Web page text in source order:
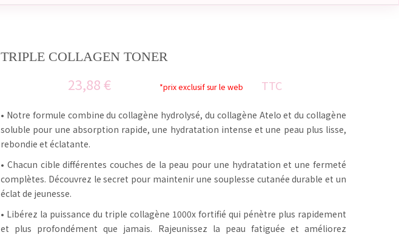
TRIPLE COLLAGEN TONER
23,88 € *prix exclusif sur le web TTC
• Notre formule combine du collagène hydrolysé, du collagène Atelo et du collagène
soluble pour une absorption rapide, une hydratation intense et une peau plus lisse,
rebondie et éclatante.
• Chacun cible différentes couches de la peau pour une hydratation et une fermeté
complètes. Découvrez le secret pour maintenir une souplesse cutanée durable et un
éclat de jeunesse.
• Libérez la puissance du triple collagène 1000x fortifié qui pénètre plus rapidement
et plus profondément que jamais. Rajeunissez la peau fatiguée et améliorez